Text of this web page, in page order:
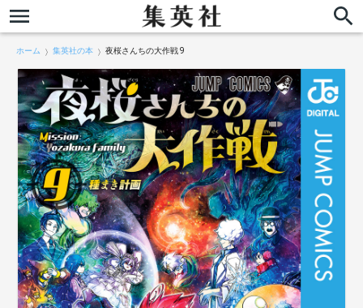
ホーム 集英社の本 夜桜さんちの大作戦 9